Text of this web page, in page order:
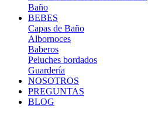
Baño
BEBES
Capas de Baño
Albornoces
Baberos
Peluches bordados
Guardería
NOSOTROS
PREGUNTAS
BLOG